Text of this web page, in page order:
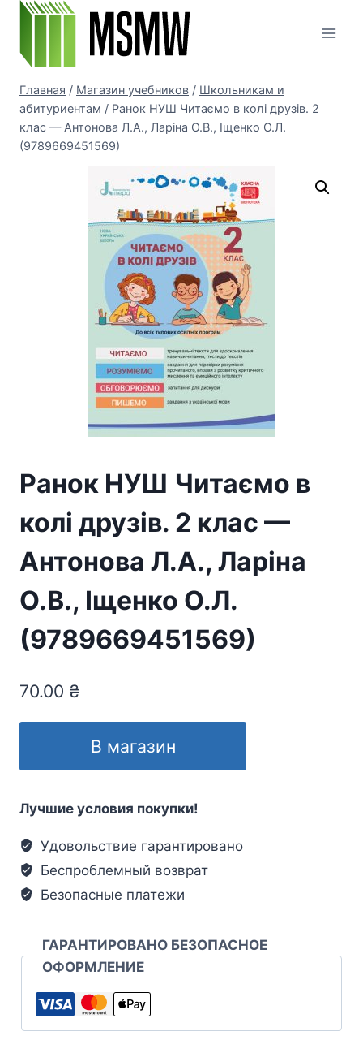
Перейти
содержимому
Главная / Магазин учебников / Школьникам и
абитуриентам / Ранок НУШ Читаємо в колі друзів. 2
клас — Антонова Л.А., Ларіна О.В., Іщенко О.Л.
(9789669451569)
Ранок НУШ Читаємо в
колі друзів. 2 клас —
Антонова Л.А., Ларіна
О.В., Іщенко О.Л.
(9789669451569)
70.00 ₴
В магазин
Лучшие условия покупки!
Удовольствие гарантировано
Беспроблемный возврат
Безопасные платежи
ГАРАНТИРОВАНО БЕЗОПАСНОЕ
ОФОРМЛЕНИЕ